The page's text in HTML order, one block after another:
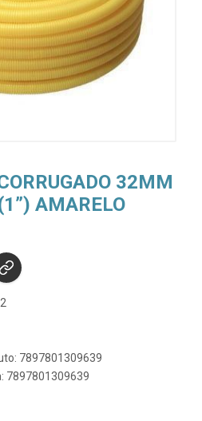
32MM
AMARELO
7897801309639
7897801309639